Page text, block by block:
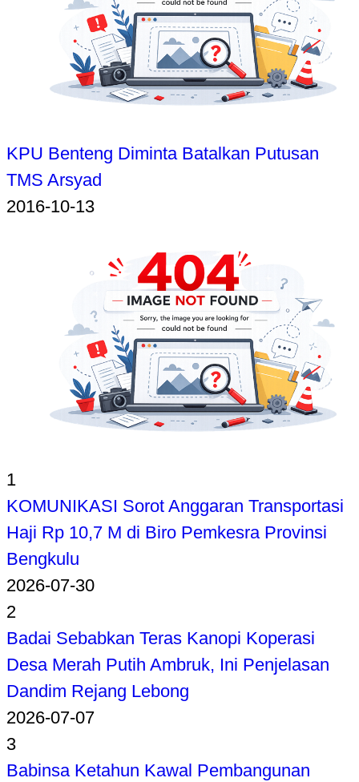
KPU Benteng Diminta Batalkan Putusan
TMS Arsyad
2016-10-13
1
KOMUNIKASI Sorot Anggaran Transportasi
Haji Rp 10,7 M di Biro Pemkesra Provinsi
Bengkulu
2026-07-30
2
Badai Sebabkan Teras Kanopi Koperasi
Desa Merah Putih Ambruk, Ini Penjelasan
Dandim Rejang Lebong
2026-07-07
3
Babinsa Ketahun Kawal Pembangunan